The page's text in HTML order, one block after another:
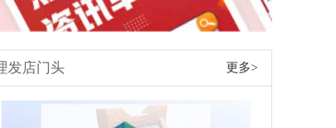
发店门头 更多>